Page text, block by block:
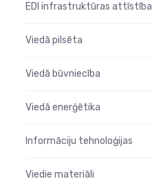
EDI infrastruktūras attīstība
Viedā pilsēta
Viedā būvniecība
Viedā enerģētika
Informāciju tehnoloģijas
Viedie materiāli